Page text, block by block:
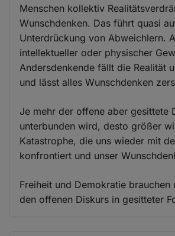
Menschen kollektiv
Wunschdenken. Das führt quasi
Unterdrückung von Abweichlern.
intellektueller oder physischer
Andersdenkende fällt die Realität
und lässt alles Wunschdenken
Je mehr der offene aber gesittete
unterbunden wird, desto größer
Katastrophe, die uns wieder mit
konfrontiert und unser
Freiheit und Demokratie brauchen
den offenen Diskurs in gesitteter